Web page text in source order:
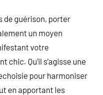
de guérison, porter
un moyen
votre
Qu’il s’agisse une
pour harmoniser
en apportant les